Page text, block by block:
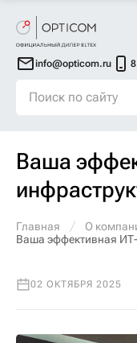
info@opticom.ru
Ваша
Главная О
Ваша эффективная ИТ-
02 ОКТЯБРЯ 2025